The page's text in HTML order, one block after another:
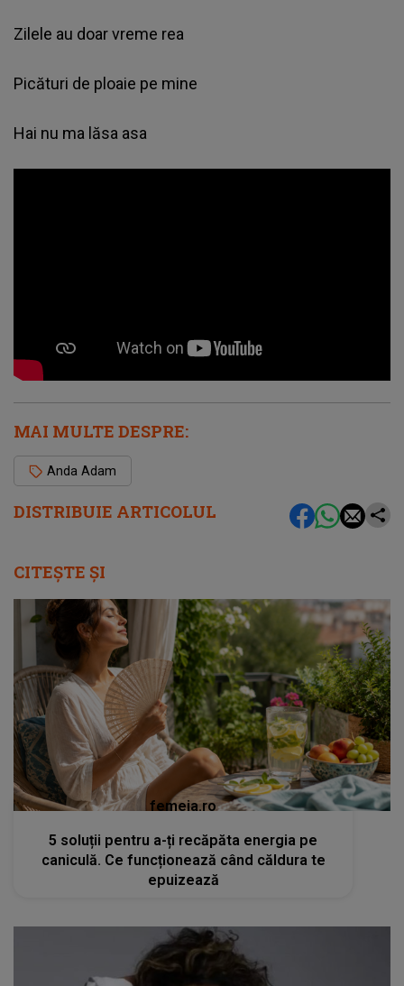
DISTRIBUIE ARTICOLUL
Zilele au doar vreme rea
Picături de ploaie pe mine
Hai nu ma lăsa asa
MAI MULTE DESPRE:
Anda Adam
CITEȘTE ȘI
femeia.ro
5 soluții pentru a-ți recăpăta energia pe
caniculă. Ce funcționează când căldura te
epuizează